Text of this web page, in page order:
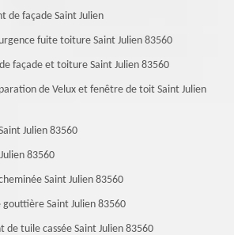
de façade Saint Julien
fuite toiture Saint Julien 83560
façade et toiture Saint Julien 83560
de Velux et fenêtre de toit Saint Julien
Julien 83560
83560
Saint Julien 83560
Saint Julien 83560
tuile cassée Saint Julien 83560